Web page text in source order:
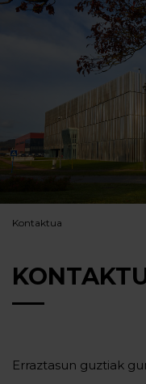
Kontaktua
Erraztasun guztiak